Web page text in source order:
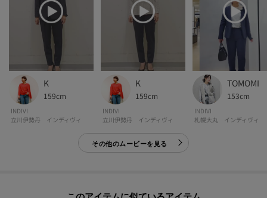
-・-・-・-・-・-・-・-・-・-・-・-・-・-・-・-・-・-・-・-・-・-
※照明の関係により、実際よりも色味が違って見える場合があります。また、
パソコン・スマートフォンなどの環境により、若干製品と画像のカラーが異
なる場合もございます。
【生地詳細】
透け感：なし
K
159cm
INDIVI
立川伊勢丹 インディヴィ
K
159cm
INDIVI
立川伊勢丹 インディヴィ
TOMOMI
153cm
INDIVI
札幌大丸 インディヴィ
その他のムービーを見る